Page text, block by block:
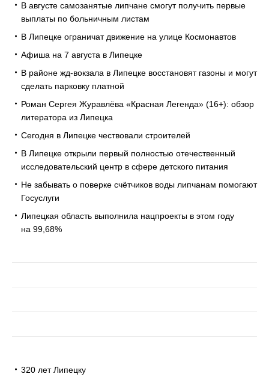
В августе самозанятые липчане смогут получить первые
выплаты по больничным листам
В Липецке ограничат движение на улице Космонавтов
Афиша на 7 августа в Липецке
В районе жд-вокзала в Липецке восстановят газоны и могут
сделать парковку платной
Роман Сергея Журавлёва «Красная Легенда» (16+): обзор
литератора из Липецка
Сегодня в Липецке чествовали строителей
В Липецке открыли первый полностью отечественный
исследовательский центр в сфере детского питания
Не забывать о поверке счётчиков воды липчанам помогают
Госуслуги
Липецкая область выполнила нацпроекты в этом году
на 99,68%
320 лет Липецку